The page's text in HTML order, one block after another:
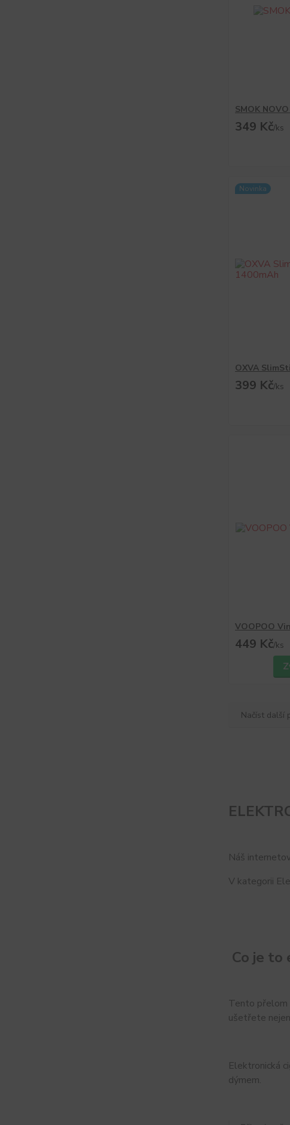
SMOK
349 Kč/ks
Novinka
OXVA
399 Kč/ks
VOOPOO
449 Kč/ks
Načíst další
Náš
V kategorii
Co je to
Tento přelom
ušetřete
Elektronická
dýmem.